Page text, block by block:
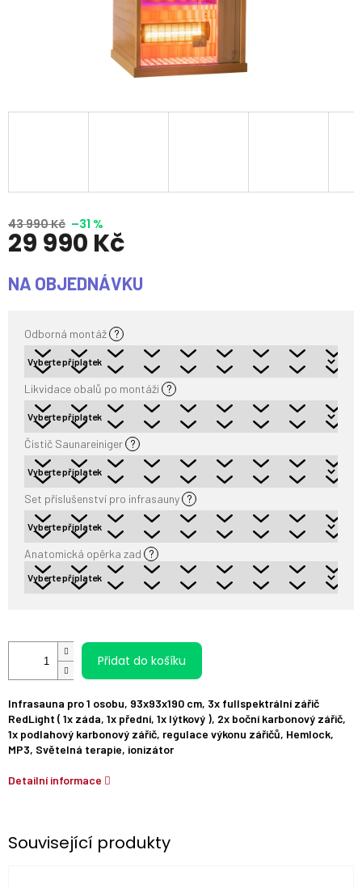
43 990 Kč –31 %
29 990 Kč
cena:
NA OBJEDNÁVKU
Odborná montáž ?
Likvidace obalů po montáži ?
Čistič Saunareiniger ?
Set příslušenství pro infrasauny ?
Anatomická opěrka zad ?
Přidat do košíku
Infrasauna pro 1 osobu, 93x93x190 cm, 3x fullspektrální zářič
RedLight ( 1x záda, 1x přední, 1x lýtkový ), 2x boční karbonový zářič,
1x podlahový karbonový zářič, regulace výkonu zářičů, Hemlock,
MP3, Světelná terapie, ionizátor
Detailní informace
Související produkty